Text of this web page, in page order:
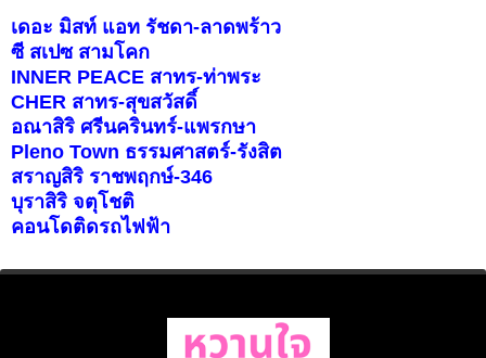
เดอะ มิสท์ แอท รัชดา-ลาดพร้าว
ซี สเปซ สามโคก
INNER PEACE สาทร-ท่าพระ
CHER สาทร-สุขสวัสดิ์
อณาสิริ ศรีนครินทร์-แพรกษา
Pleno Town ธรรมศาสตร์-รังสิต
สราญสิริ ราชพฤกษ์-346
บุราสิริ จตุโชติ
คอนโดติดรถไฟฟ้า